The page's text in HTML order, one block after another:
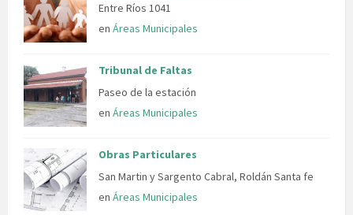
Entre Ríos 1041
en Áreas Municipales
Tribunal de Faltas
Paseo de la estación
en Áreas Municipales
Obras Particulares
San Martin y Sargento Cabral, Roldán Santa fe
en Áreas Municipales